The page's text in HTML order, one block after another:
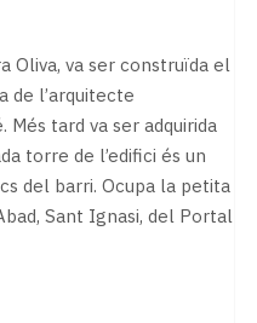
Oliva, va ser construïda el
de l’arquitecte
Més tard va ser adquirida
torre de l’edifici és un
del barri. Ocupa la petita
Sant Ignasi, del Portal